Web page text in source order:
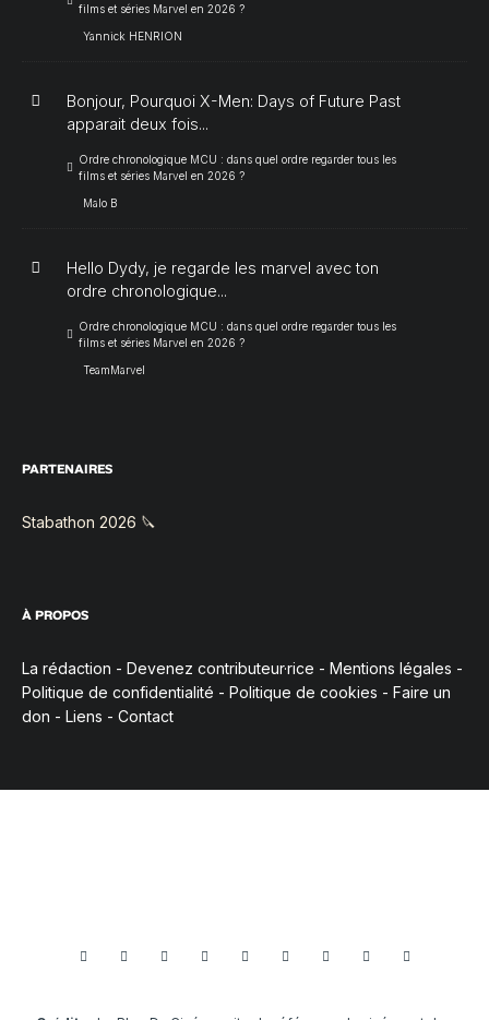
films et séries Marvel en 2026 ?
Yannick HENRION
Bonjour, Pourquoi X-Men: Days of Future Past
apparait deux fois...
Ordre chronologique MCU : dans quel ordre regarder tous les
films et séries Marvel en 2026 ?
Malo B
Hello Dydy, je regarde les marvel avec ton
ordre chronologique...
Ordre chronologique MCU : dans quel ordre regarder tous les
films et séries Marvel en 2026 ?
TeamMarvel
PARTENAIRES
Stabathon 2026 🔪
À PROPOS
La rédaction - Devenez contributeur·rice - Mentions légales -
Politique de confidentialité - Politique de cookies - Faire un
don - Liens - Contact